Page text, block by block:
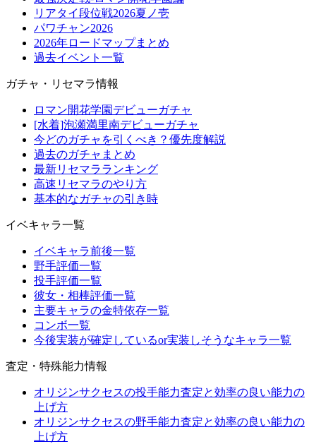
リアタイ段位戦2026夏ノ壱
パワチャン2026
2026年ロードマップまとめ
過去イベント一覧
ガチャ・リセマラ情報
ロマン開花学園デビューガチャ
[水着]泡瀬満里南デビューガチャ
今どのガチャを引くべき？優先度解説
過去のガチャまとめ
最新リセマラランキング
高速リセマラのやり方
基本的なガチャの引き時
イベキャラ一覧
イベキャラ前後一覧
野手評価一覧
投手評価一覧
彼女・相棒評価一覧
主要キャラの金特依存一覧
コンボ一覧
今後実装が確定しているor実装しそうなキャラ一覧
査定・特殊能力情報
オリジンサクセスの投手能力査定と効率の良い能力の
上げ方
オリジンサクセスの野手能力査定と効率の良い能力の
上げ方